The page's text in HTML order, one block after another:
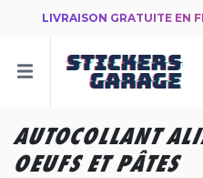
LIVRAISON GRATUITE EN
AUTOCOLLANT
OEUFS ET PÂTES